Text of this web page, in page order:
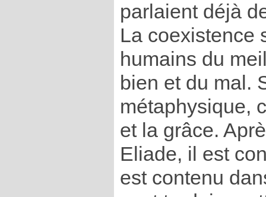
parlaient déjà
La coexistence
humains du
bien et du mal.
métaphysique,
et la grâce.
Eliade, il est
est contenu